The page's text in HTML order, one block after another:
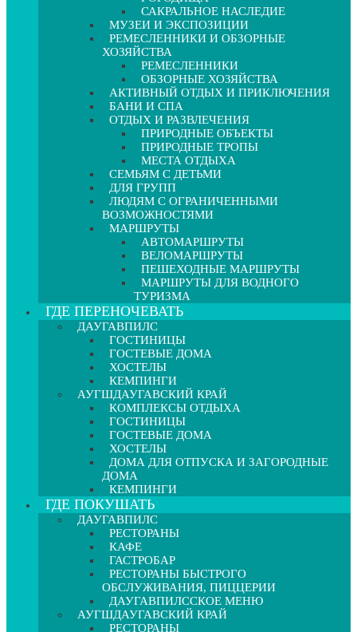
САКРАЛЬНОЕ НАСЛЕДИЕ
МУЗЕИ И ЭКСПОЗИЦИИ
РЕМЕСЛЕННИКИ И ОБЗОРНЫЕ
ХОЗЯЙСТВА
РЕМЕСЛЕННИКИ
ОБЗОРНЫЕ ХОЗЯЙСТВА
АКТИВНЫЙ ОТДЫХ И ПРИКЛЮЧЕНИЯ
БАНИ И СПА
ОТДЫХ И РАЗВЛЕЧЕНИЯ
ПРИРОДНЫЕ ОБЪЕКТЫ
ПРИРОДНЫЕ ТРОПЫ
МЕСТА ОТДЫХА
СЕМЬЯМ С ДЕТЬМИ
ДЛЯ ГРУПП
ЛЮДЯМ С ОГРАНИЧЕННЫМИ
ВОЗМОЖНОСТЯМИ
МАРШРУТЫ
АВТОМАРШРУТЫ
ВЕЛОМАРШРУТЫ
ПЕШЕХОДНЫЕ МАРШРУТЫ
МАРШРУТЫ ДЛЯ ВОДНОГО
ТУРИЗМА
ГДЕ ПЕРЕНОЧЕВАТЬ
ДАУГАВПИЛС
ГОСТИНИЦЫ
ГОСТЕВЫЕ ДОМА
ХОСТЕЛЫ
КЕМПИНГИ
АУГШДАУГАВСКИЙ КРАЙ
КОМПЛЕКСЫ ОТДЫХА
ГОСТИНИЦЫ
ГОСТЕВЫЕ ДОМА
ХОСТЕЛЫ
ДОМА ДЛЯ ОТПУСКА И ЗАГОРОДНЫЕ
ДОМА
КЕМПИНГИ
ГДЕ ПОКУШАТЬ
ДАУГАВПИЛС
РЕСТОРАНЫ
КАФЕ
ГАСТРОБАР
РЕСТОРАНЫ БЫСТРОГО
ОБСЛУЖИВАНИЯ, ПИЦЦЕРИИ
ДАУГАВПИЛССКОЕ МЕНЮ
АУГШДАУГАВСКИЙ КРАЙ
РЕСТОРАНЫ